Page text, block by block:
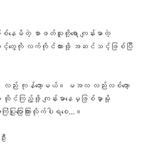
ေမိတဲ့ စာဖတ်သူတို့ရော ကျန်းမာတဲ့
တွေကို လက်ကိုင်ထားဖို့ အဆင်သင့်ဖြစ်ပြီ
လည်း ကုန်တော့မယ်။ မအလ လည်းလစ်တော့
င်ကြည့်ဖို့ ကျန်းမာနေမှဖြစ်မှာမို့
ပြောကြားလိုက်ပါရစေ…။